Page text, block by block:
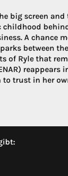
big screen
childhood
A chance
between
of Ryle that
reappears
trust in her